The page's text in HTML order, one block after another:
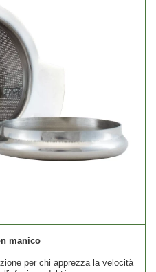
manico
per chi apprezza la velocità